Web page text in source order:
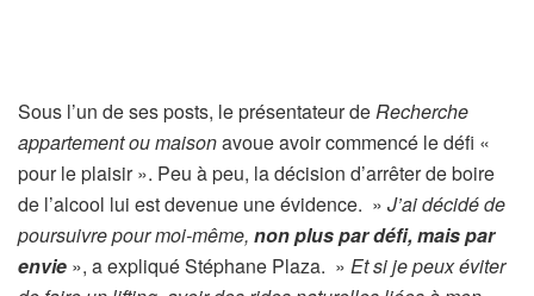
Sous l’un de ses posts, le présentateur de Recherche
appartement ou maisonavoue avoir commencé le défi «
pour le plaisir ». Peu à peu, la décision d’arrêter de boire
de l’alcool lui est devenue une évidence. » J’ai décidé de
poursuivre pour moi-même, non plus par défi, mais par
envie », a expliqué Stéphane Plaza. » Et si je peux éviter